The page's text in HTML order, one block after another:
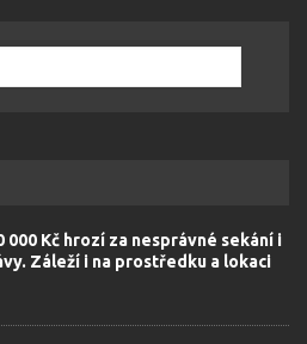
000 Kč hrozí za nesprávné sekání i
Záleží i na prostředku a lokaci